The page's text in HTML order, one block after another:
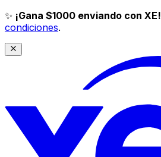
✨ ¡Gana $1000 enviando con XE!
condiciones.